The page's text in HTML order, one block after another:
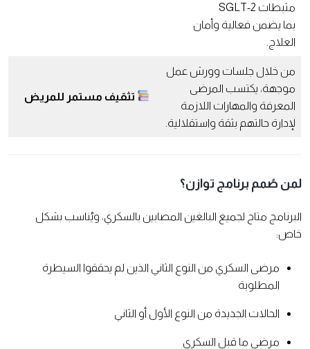
مثبطات SGLT-2
بما يضمن فعالية وأمان
العلاج.
من خلال جلسات وورش عمل
موجهة، يكتسب المرضى
المعرفة والمهارات اللازمة
لإدارة حالتهم بثقة واستقلالية.
تثقيف مستمر للمريض
لمن صُمم برنامج توازن؟
البرنامج متاح لجميع البالغين المصابين بالسكري، ويُناسب بشكل
خاص:
مرضى السكري من النوع الثاني الذين لم يحققوا السيطرة
المطلوبة
الحالات الجديدة من النوع الأول أو الثاني
مرضى ما قبل السكري